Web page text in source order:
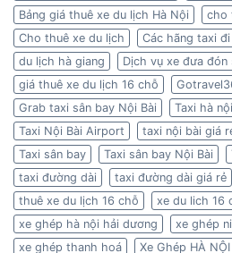
Bảng giá thuê xe du lịch Hà Nội
cho
Cho thuê xe du lịch
Các hãng taxi
du lịch hà giang
Dịch vụ xe đưa đón
giá thuê xe du lịch 16 chỗ
Grab taxi sân bay Nội Bài
Taxi hà
Taxi Nội Bài Airport
taxi nội bài giá
Taxi sân bay
Taxi sân bay Nội Bài
taxi đường dài
taxi đường dài giá rẻ
thuê xe du lịch 16 chỗ
xe du lich 16
xe ghép hà nội hải dương
xe ghép
xe ghép thanh hoá
Xe Ghép HÀ